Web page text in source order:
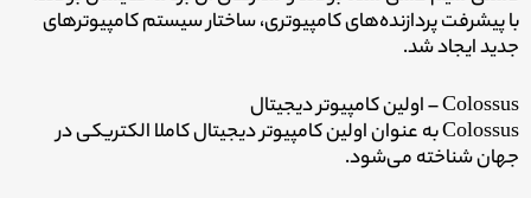
با پیشرفت پردازنده‌های کامپیوتری، ساختار سیستم کامپیوترهای
جدید ایجاد شد.
Colossus – اولین کامپیوتر دیجیتال
Colossus به عنوان اولین کامپیوتر دیجیتال کاملا الکتریکی در
جهان شناخته می‌شود.